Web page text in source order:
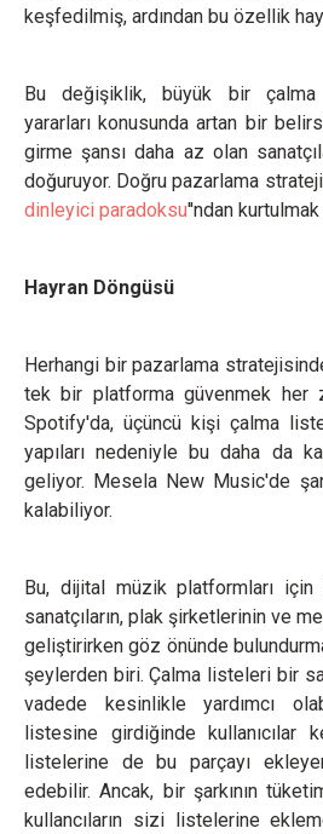
keşfedilmiş, ardından bu özellik
Bu değişiklik, büyük bir çalma
yararları konusunda artan bir
girme şansı daha az olan
doğuruyor. Doğru pazarlama
dinleyici paradoksu''ndan kurtulmak
Hayran Döngüsü
Herhangi bir pazarlama
tek bir platforma güvenmek her
Spotify'da, üçüncü kişi çalma
yapıları nedeniyle bu daha da
geliyor. Mesela New Music'de
kalabiliyor.
Bu, dijital müzik platformları
sanatçıların, plak şirketlerinin ve
geliştirirken göz önünde
şeylerden biri. Çalma listeleri bir
vadede kesinlikle yardımcı
listesine girdiğinde kullanıcılar
listelerine de bu parçayı
edebilir. Ancak, bir şarkının
kullancıların sizi listelerine